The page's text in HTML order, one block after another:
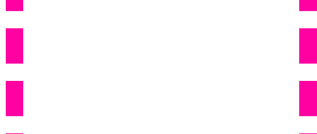
MINUS 8 STEPENI: Njemačka
Meteorološka Služba